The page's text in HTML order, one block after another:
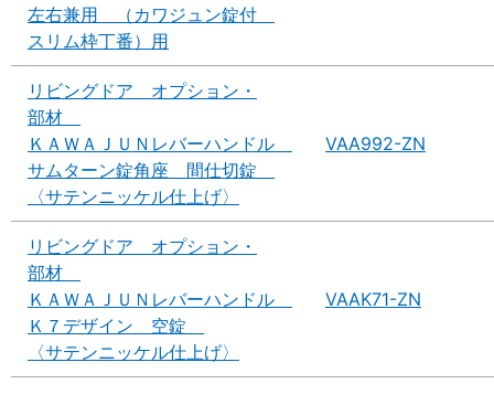
左右兼用 （カワジュン錠付
スリム枠丁番）用
リビングドア オプション・
部材
ＫＡＷＡＪＵＮレバーハンドル
サムターン錠角座 間仕切錠
〈サテンニッケル仕上げ〉
VAA992-ZN
リビングドア オプション・
部材
ＫＡＷＡＪＵＮレバーハンドル
Ｋ７デザイン 空錠
〈サテンニッケル仕上げ〉
VAAK71-ZN